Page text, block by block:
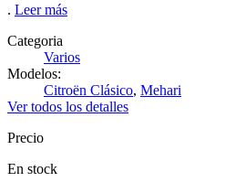
. Leer más
Categoria
Varios
Modelos:
Citroën Clásico, Mehari
Ver todos los detalles
Precio
En stock